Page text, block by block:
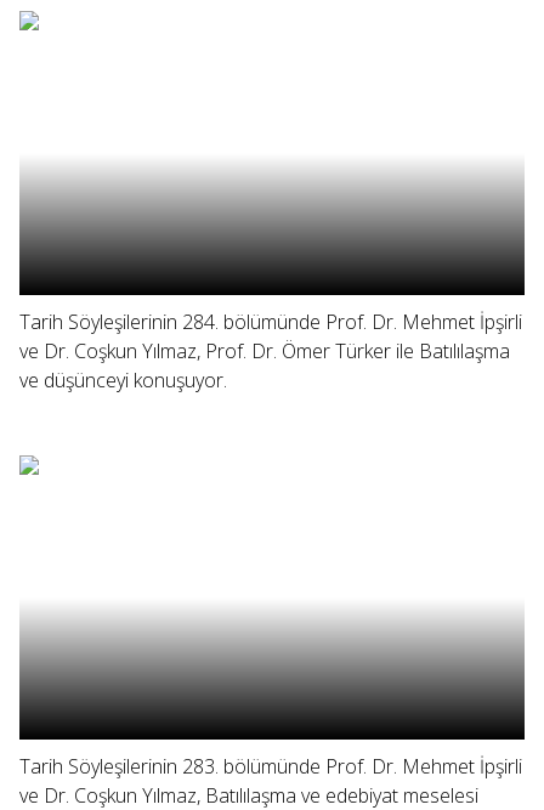
Tarih Söyleşilerinin 284. bölümünde Prof. Dr. Mehmet İpşirli
ve Dr. Coşkun Yılmaz, Prof. Dr. Ömer Türker ile Batılılaşma
ve düşünceyi konuşuyor.
Tarih Söyleşilerinin 283. bölümünde Prof. Dr. Mehmet İpşirli
ve Dr. Coşkun Yılmaz, Batılılaşma ve edebiyat meselesi